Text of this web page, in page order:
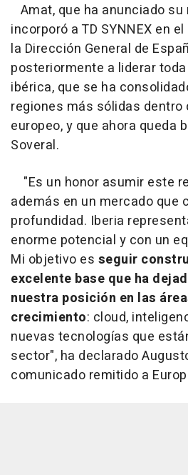
Amat, que ha anunciado su
incorporó a TD SYNNEX en
la Dirección General de
posteriormente a liderar
ibérica, que se ha
regiones más sólidas dentro
europeo, y que ahora queda
Soveral.
"Es un honor asumir este
además en un mercado que
profundidad. Iberia
enorme potencial y con un
Mi objetivo es seguir
excelente base que ha
nuestra posición en las
crecimiento: cloud,
nuevas tecnologías que
sector", ha declarado
comunicado remitido a